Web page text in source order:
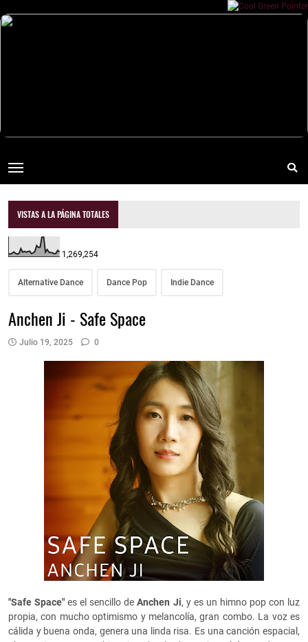
VISTAS A LA PÁGINA TOTALES
1,269,254
Alternative Dance Dance Pop Indie Dance
Anchen Ji - Safe Space
Julio 19, 2025 0
"Safe Space" es el sencillo deAnchen Ji, y es un himno pop con luz
propia, con mucho optimismo y melancolía, gran combo. La voz es
cálida y buena onda, genera una linda risa. Es una canción espacial,